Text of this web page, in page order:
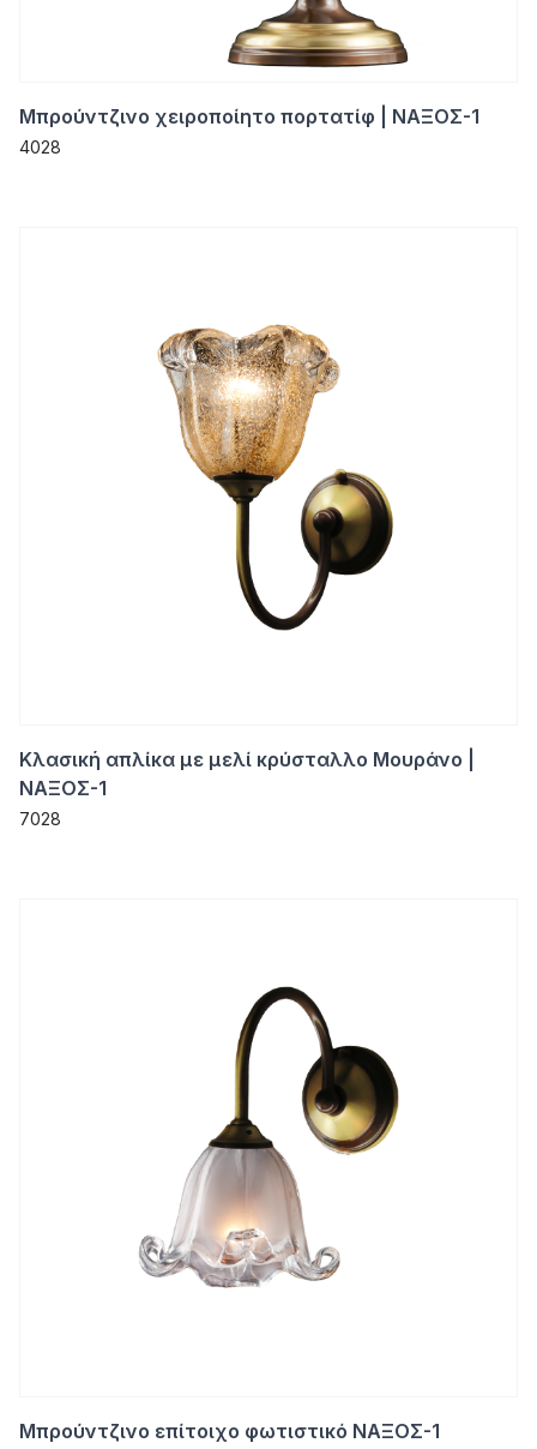
Μπρούντζινο χειροποίητο πορτατίφ | ΝΑΞΟΣ-1
4028
Κλασική απλίκα με μελί κρύσταλλο Μουράνο |
ΝΑΞΟΣ-1
7028
Μπρούντζινο επίτοιχο φωτιστικό ΝΑΞΟΣ-1